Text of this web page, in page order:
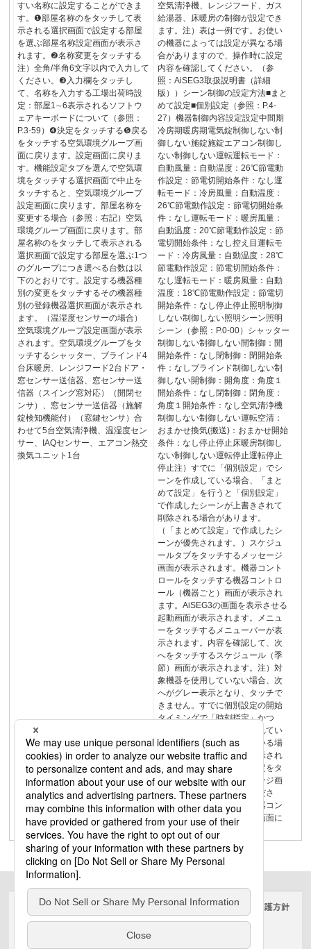
すい名称に設定することができま
す。❶部屋名称のをタッチして表
示される選択画面で設定する部屋
を選ぶ部屋名称設定画面が表示さ
れます。❷名称変更をタッチする
注）全角/半角6文字以内で入力して
ください。❸入力欄をタッチし
て、名称を入力する工場出荷時設
定：部屋1∼6表示されるソフトウ
ェアキーボードについて（参照：
P.3-59）❹決定をタッチする❺戻る
をタッチする空気環境グループ画
面に戻ります。設定画面に戻りま
す。機能設定タブを選んで空気環
境をタッチする選択画面で中止を
タッチすると、空気環境グループ
設定画面に戻ります。部屋名称を
変更する場合（参照：右記）空気
環境グループ画面に戻ります。部
屋名称のをタッチして表示される
選択画面で設定する部屋を選ぶ1つ
のグループにつき選べる台数は以
下のとおりです。設定する機器種
別の変更をタッチするその機器種
別の登録機器選択画面が表示され
ます。（温湿度センサーの場合）
空気環境グループ設定画面が表示
されます。空気環境グループをタ
ッチするシャッター、ブラインド4
台床暖房、レンジフード2台ドア・
窓センサー送信器、窓センサー送
信器（スイング窓対応）（開閉セ
ンサ）、窓センサー送信器（施解
錠検知機能付）（窓鍵センサ）合
わせて5台空気清浄機、温湿度セン
サー、IAQセンサー、エアコン熱交
換気ユニット1台
空気清浄機、レンジフード、ガス
給湯器、床暖房の制御が設定でき
ます。注）表は一例です。お使い
の機器によっては設定が異なる場
合がありますので、操作時に設定
内容を確認してください。（参
照：AiSEG3取扱説明書（詳細
版））シーン制御の設定方法■まと
めて設定■個別設定（参照：P.4-
27）機器制御内容設定設定中間期
冷房期暖房期電気錠制御しない制
御しない施錠施錠エアコン制御し
ない制御しない運転運転モード：
自動風量：自動温度：26℃節電動
作設定：節電切開始条件：なし運
転モード：冷房風量：自動温度：
26℃節電動作設定：節電切開始条
件：なし運転モード：暖房風量：
自動温度：20℃節電動作設定：節
電切開始条件：なし控え目運転モ
ード：冷房風量：自動温度：28℃
節電動作設定：節電切開始条件：
なし運転モード：暖房風量：自動
温度：18℃節電動作設定：節電切
開始条件：なし停止停止照明制御
しない制御しない照明シーン照明
シーン（参照：P.0-00）シャッター
制御しない制御しない開制御：開
開始条件：なし閉制御：閉開始条
件：なしブラインド制御しない制
御しない開制御：開角度：角度１
開始条件：なし閉制御：閉角度：
角度１開始条件：なし空気清浄機
制御しない制御しない運転空清：
おまかせ換気(搬送)：おまかせ開始
条件：なし停止停止床暖房制御し
ない制御しない運転停止運転停止
停止注）すでに「個別設定」でシ
ーンを作成している場合、「まと
めて設定」を行うと「個別設定」
で作成したシーンが上書きされて
削除される場合があります。
（「まとめて設定」で作成したシ
ーンが優先されます。）スケジュ
ールタブをタッチするメッセージ
画面が表示されます。機器コント
ロールをタッチする機器コントロ
ール（機器ごと）画面が表示され
ます。AiSEG3の画面を表示させる
起動画面が表示されます。メニュ
ーをタッチするメニューバーが表
示されます。内容を確認して、次
へをタッチするスケジュール（季
節）画面が表示されます。注）対
象機器を使用していない場合、次
へがグレー表示となり、タッチで
きません。すでに個別設定の開始
タイミングで「時刻指定」かつ
「繰り返し：あり」が選ばれてい
るシーン制御が設定されている場
合は、右のような画面が表示され
ます。スケジュールの再設定をタ
ッチして表示されるメッセージ画
面で設定へをタッチしてくださ
い。戻るをタッチすると機器コン
トロール（スケジュール）画面に
戻ります。メニューバー
サイトのご利用にあたって クッキーポリシー 個人情報保護方針
電気・建築設備（ビジネス）